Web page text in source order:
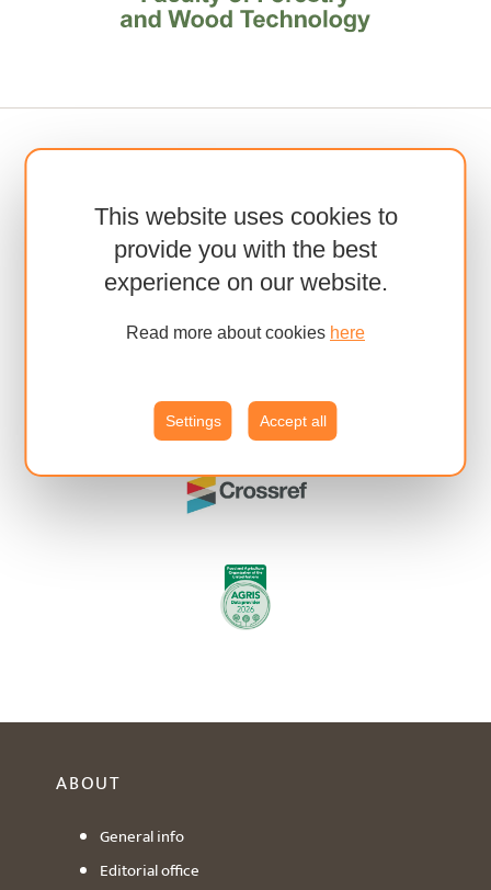
This website uses cookies to
provide you with the best
experience on our website.
Read more about cookies here
Settings Accept all
ABOUT
General info
Editorial office